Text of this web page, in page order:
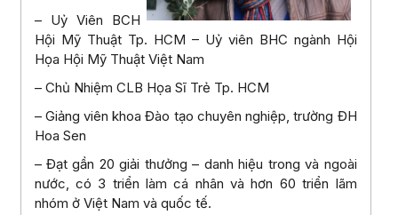
– Uỷ Viên BCH
Hội Mỹ Thuật Tp. HCM – Uỷ viên BHC ngành Hội
Họa Hội Mỹ Thuật Việt Nam
– Chủ Nhiệm CLB Họa Sĩ Trẻ Tp. HCM
– Giảng viên khoa Đào tạo chuyên nghiệp, trường ĐH
Hoa Sen
– Đạt gần 20 giải thưởng – danh hiệu trong và ngoài
nước, có 3 triển làm cá nhân và hơn 60 triển lãm
nhóm ở Việt Nam và quốc tế.